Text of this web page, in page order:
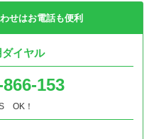
せはお電話も便利
イヤル
153
OK！